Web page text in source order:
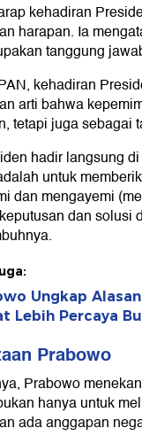
kehadiran
harapan. Ia
tanggung
kehadiran
arti bahwa
tetapi juga sebagai
hadir langsung
untuk
dan mengayemi
dan solusi
Ungkap
Lebih Percaya
Prabowo
Prabowo
hanya untuk
ada anggapan